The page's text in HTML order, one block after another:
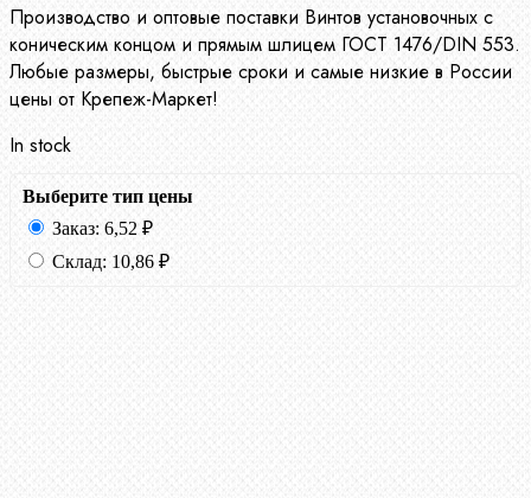
Производство и оптовые поставки Винтов установочных с
коническим концом и прямым шлицем ГОСТ 1476/DIN 553.
Любые размеры, быстрые сроки и самые низкие в России
цены от Крепеж-Маркет!
In stock
Выберите тип цены
Заказ: 6,52 ₽
Склад: 10,86 ₽